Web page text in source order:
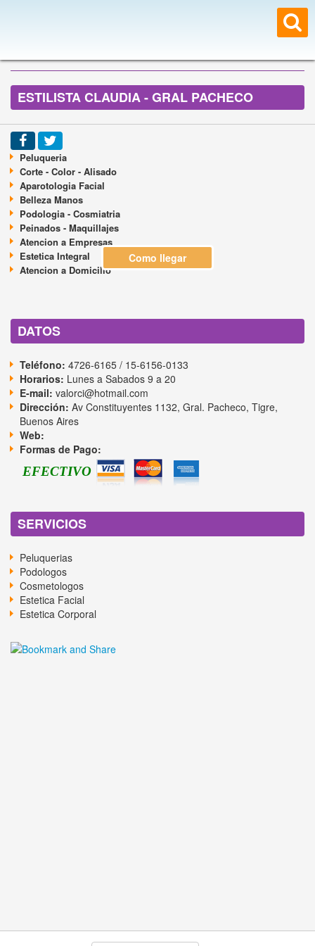
ESTILISTA CLAUDIA - GRAL PACHECO
Peluqueria
Corte - Color - Alisado
Aparotologia Facial
Belleza Manos
Podologia - Cosmiatria
Peinados - Maquillajes
Atencion a Empresas
Estetica Integral
Atencion a Domicilio
DATOS
Teléfono: 4726-6165 / 15-6156-0133
Horarios: Lunes a Sabados 9 a 20
E-mail: valorci@hotmail.com
Dirección: Av Constituyentes 1132, Gral. Pacheco, Tigre,
Buenos Aires
Web:
Formas de Pago:
EFECTIVO
SERVICIOS
Peluquerias
Podologos
Cosmetologos
Estetica Facial
Estetica Corporal
Como llegar